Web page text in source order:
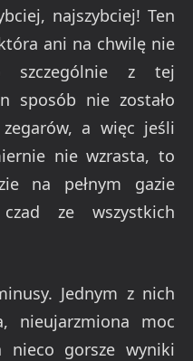
najszybciej! Ten
ani na chwilę nie
szczególnie z tej
sposób nie zostało
a więc jeśli
nie wzrasta, to
na pełnym gazie
ze wszystkich
Jednym z nich
nieujarzmiona moc
nieco gorsze wyniki